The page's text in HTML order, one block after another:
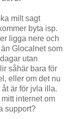
milt sagt
byta isp.
ligga nere och
Glocalnet som
utan
såhär bara för
eller om det nu
är för jvla illa.
internet om
support?